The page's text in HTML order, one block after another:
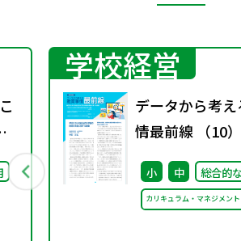
学校経営
データから考
情最前線 （10
おける総合的な
間の実施に関す
小 中 総合的
カリキュラム・マネジメント